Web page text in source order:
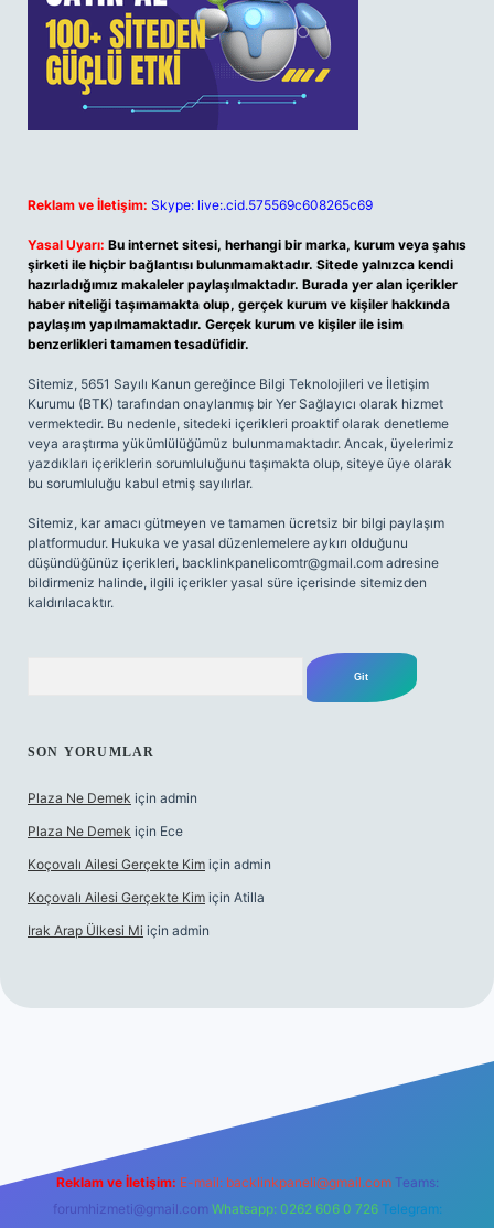
Reklam ve İletişim: Skype: live:.cid.575569c608265c69
Yasal Uyarı: Bu internet sitesi, herhangi bir marka, kurum veya şahıs
şirketi ile hiçbir bağlantısı bulunmamaktadır. Sitede yalnızca kendi
hazırladığımız makaleler paylaşılmaktadır. Burada yer alan içerikler
haber niteliği taşımamakta olup, gerçek kurum ve kişiler hakkında
paylaşım yapılmamaktadır. Gerçek kurum ve kişiler ile isim
benzerlikleri tamamen tesadüfidir.
Sitemiz, 5651 Sayılı Kanun gereğince Bilgi Teknolojileri ve İletişim
Kurumu (BTK) tarafından onaylanmış bir Yer Sağlayıcı olarak hizmet
vermektedir. Bu nedenle, sitedeki içerikleri proaktif olarak denetleme
veya araştırma yükümlülüğümüz bulunmamaktadır. Ancak, üyelerimiz
yazdıkları içeriklerin sorumluluğunu taşımakta olup, siteye üye olarak
bu sorumluluğu kabul etmiş sayılırlar.
Sitemiz, kar amacı gütmeyen ve tamamen ücretsiz bir bilgi paylaşım
platformudur. Hukuka ve yasal düzenlemelere aykırı olduğunu
düşündüğünüz içerikleri, backlinkpanelicomtr@gmail.com adresine
bildirmeniz halinde, ilgili içerikler yasal süre içerisinde sitemizden
kaldırılacaktır.
SON YORUMLAR
Plaza Ne Demek için admin
Plaza Ne Demek için Ece
Koçovalı Ailesi Gerçekte Kim için admin
Koçovalı Ailesi Gerçekte Kim için Atilla
Irak Arap Ülkesi Mi için admin
Reklam ve İletişim: E-mail: backlinkpaneli@gmail.com Teams:
forumhizmeti@gmail.com Whatsapp: 0262 606 0 726 Telegram: